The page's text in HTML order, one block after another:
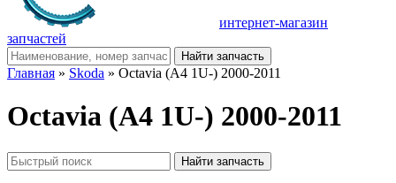
интернет-магазин
запчастей
Главная » Skoda » Octavia (A4 1U-) 2000-2011
Octavia (A4 1U-) 2000-2011